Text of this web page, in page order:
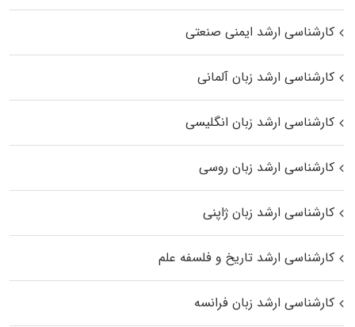
کارشناسی ارشد ایمنی صنعتی
کارشناسی ارشد زبان آلمانی
کارشناسی ارشد زبان انگلیسی
کارشناسی ارشد زبان روسی
کارشناسی ارشد زبان ژاپنی
کارشناسی ارشد تاریخ و فلسفه علم
کارشناسی ارشد زبان فرانسه